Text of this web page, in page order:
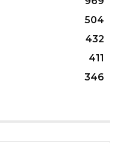
504
432
411
346